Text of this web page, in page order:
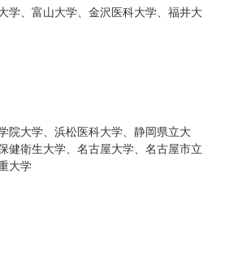
学、富山大学、金沢医科大学、福井大
院大学、浜松医科大学、静岡県立大
健衛生大学、名古屋大学、名古屋市立
大学